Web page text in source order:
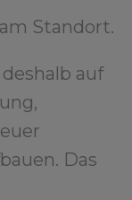
Standort.
auf
Das